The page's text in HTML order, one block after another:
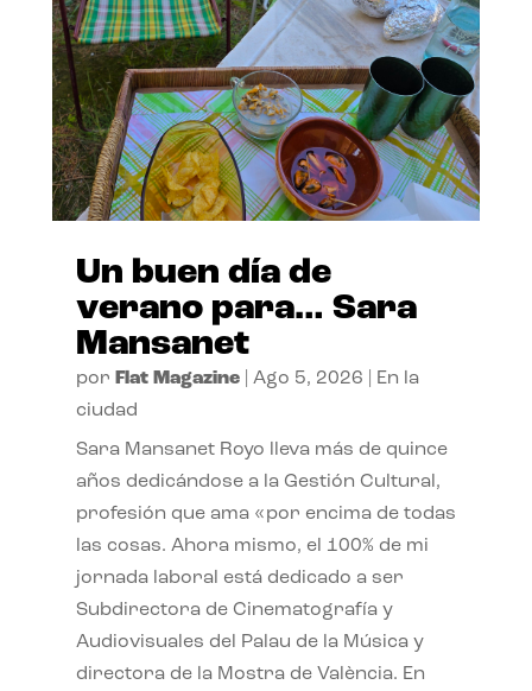
Un buen día de
verano para… Sara
Mansanet
por Flat Magazine| Ago 5, 2026
En la
ciudad
Sara Mansanet Royo lleva más de quince
años dedicándose a la Gestión Cultural,
profesión que ama «por encima de todas
las cosas. Ahora mismo, el 100% de mi
jornada laboral está dedicado a ser
Subdirectora de Cinematografía y
Audiovisuales del Palau de la Música y
directora de la Mostra de València. En